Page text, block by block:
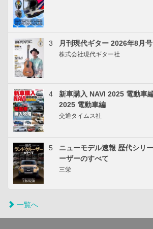
3 月刊現代ギター 2026年8月
株式会社現代ギター社
4
新車購入 NAVI 2025 電動車
2025 電動車編
交通タイムス社
5
ニューモデル速報 歴代シリ
ーザーのすべて
三栄
一覧へ